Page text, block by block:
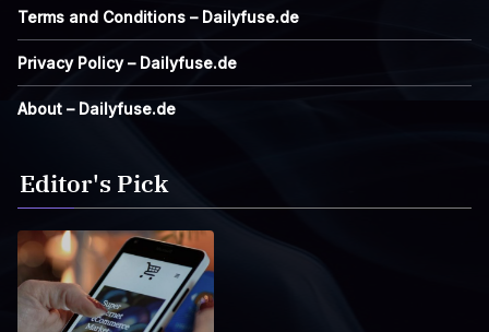
Terms and Conditions – Dailyfuse.de
Privacy Policy – Dailyfuse.de
About – Dailyfuse.de
Editor's Pick